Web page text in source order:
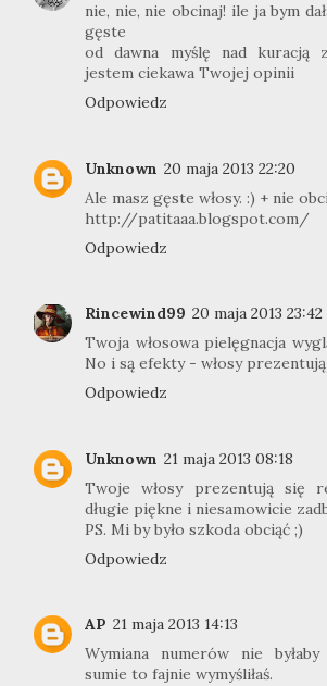
nie, nie, nie obcinaj! ile ja bym
gęste
od dawna myślę nad kuracją
jestem ciekawa Twojej opinii
Odpowiedz
Unknown 20 maja 2013 22:20
Ale masz gęste włosy. :) + nie
http://patitaaa.blogspot.com/
Odpowiedz
Rincewind99 20 maja 2013 23:42
Twoja włosowa pielęgnacja
No i są efekty - włosy
Odpowiedz
Unknown 21 maja 2013 08:18
Twoje włosy prezentują się
długie piękne i niesamowicie
PS. Mi by było szkoda obciąć ;)
Odpowiedz
AP 21 maja 2013 14:13
Wymiana numerów nie
sumie to fajnie wymyśliłaś.